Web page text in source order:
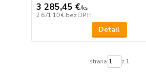
3 285,45 €/ks
2 671,10 € bez DPH
Detail
strana z 1